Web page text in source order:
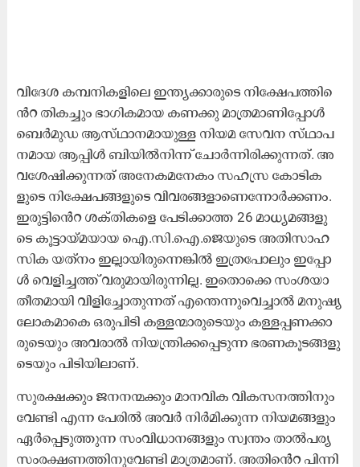
വി​ദേ​ശ ക​മ്പ​നി​ക​ളി​ലെ ഇ​ന്ത്യ​ക്കാ​രു​ടെ നി​ക്ഷേ​പ​ത്തി​െ​
ൻ​റ തി​ക​ച്ചും ഭാ​ഗി​ക​മാ​യ ക​ണ​ക്കു മാ​ത്ര​മാ​ണി​പ്പോ​ൾ
ബെ​ർ​മു​ഡ ആ​സ്​​ഥാ​ന​മാ​യു​ള്ള നി​യ​മ​ സേ​വ​ന സ്​​ഥാ​പ​
ന​മാ​യ ആ​പ്പി​ൾ ബി​യി​ൽ​നി​ന്ന്​ ചോ​ർ​ന്നി​രി​ക്കു​ന്ന​ത്​. അ​
വ​ശേ​ഷി​ക്കു​ന്ന​ത്​ അ​നേ​ക​മ​നേ​കം സ​ഹ​സ്ര കോ​ടി​ക​
ളുടെ നി​ക്ഷേ​പ​ങ്ങ​ളു​ടെ വി​വ​ര​ങ്ങ​ളാ​ണെ​ന്നോ​ർ​ക്ക​ണം.
ഇ​രു​ട്ടി​െ​ൻ​റ ശ​ക്​​തി​ക​ളെ പേ​ടി​ക്കാ​ത്ത 26 മാ​ധ്യ​മ​ങ്ങ​ളു​
ടെ കൂ​ട്ടാ​യ്​​മ​യാ​യ ​െഎ.​സി.​െഎ.​ജെയുടെ അ​തി​സാ​ഹ​
സി​ക യ​ത്​​നം ഇ​ല്ലാ​യി​രു​​െന്നങ്കി​ൽ ഇ​ത്ര​പോ​ലു​ം ഇ​പ്പോ​
ൾ വെ​ളി​ച്ച​ത്ത്​ വ​രു​മാ​യി​രു​ന്നി​ല്ല. ഇ​തൊ​ക്കെ സം​ശ​യാ​
തീ​ത​മാ​യി വി​ളി​ച്ചോ​തു​ന്ന​ത്​ എ​ന്തെ​ന്നു​വെ​ച്ചാ​ൽ മ​നു​ഷ്യ​
ലോ​ക​മാ​കെ ഒ​രു​പി​ടി ക​ള്ള​ന്മാ​രു​ടെ​യും ക​ള്ള​പ്പ​ണ​ക്കാ​
രു​ടെ​യും അ​വ​രാ​ൽ നി​യ​ന്ത്രി​ക്ക​പ്പെ​ടു​ന്ന ഭ​ര​ണ​കൂ​ട​ങ്ങ​ളു​
ടെ​യും പി​ടി​യി​ലാ​ണ്.
സു​ര​ക്ഷ​ക്കു​ം ജ​ന​ന​ന്മ​ക്കും മാ​ന​വി​ക വി​ക​സ​ന​ത്തി​നും
വേ​ണ്ടി എ​ന്ന പേ​രി​ൽ അ​വ​ർ നി​ർ​മി​ക്കു​ന്ന നി​യ​മ​ങ്ങ​ളും
ഏ​ർ​പ്പെ​ടു​ത്തു​ന്ന സം​വി​ധാ​ന​ങ്ങ​ളും സ്വ​ന്തം താ​ൽ​പ​ര്യ​
സം​ര​ക്ഷ​ണ​ത്തി​നു​വേ​ണ്ടി മാ​ത്ര​മാ​ണ്. അ​തി​െ​ൻ​റ പി​ന്നി​